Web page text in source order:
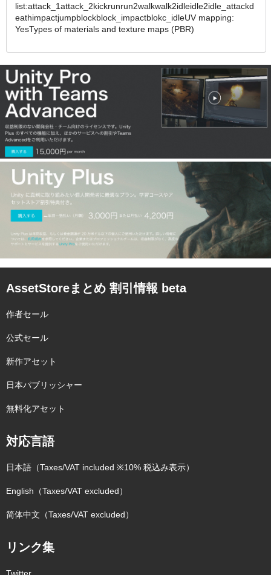
list:attack_1attack_2kickrunrun2walkwalk2idleidle2idle_attackd
eathimpactjumpblockblock_impactblokc_idleUV mapping:
YesTypes of materials and texture maps (PBR)
AssetStoreまとめ 割引情報 beta
作者セール
公式セール
新作アセット
日本パブリッシャー
無料化アセット
対応言語
日本語（Taxes/VAT included ※10% 税込み表示）
English（Taxes/VAT excluded）
简体中文（Taxes/VAT excluded）
リンク集